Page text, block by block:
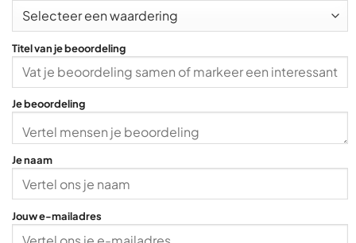
Titel van je beoordeling
Je beoordeling
Je naam
Jouw e-mailadres